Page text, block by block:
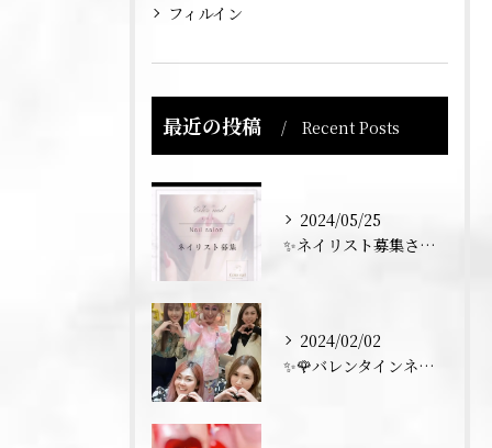
フィルイン
最近の投稿 Recent Posts
2024/05/25
✨ネイリスト募集させていただきます💅✨
2024/02/02
✨🌹バレンタインネイル トーク💅✨